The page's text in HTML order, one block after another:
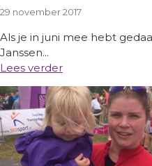
29 november 2017
Als je in juni mee hebt
Janssen...
Lees verder